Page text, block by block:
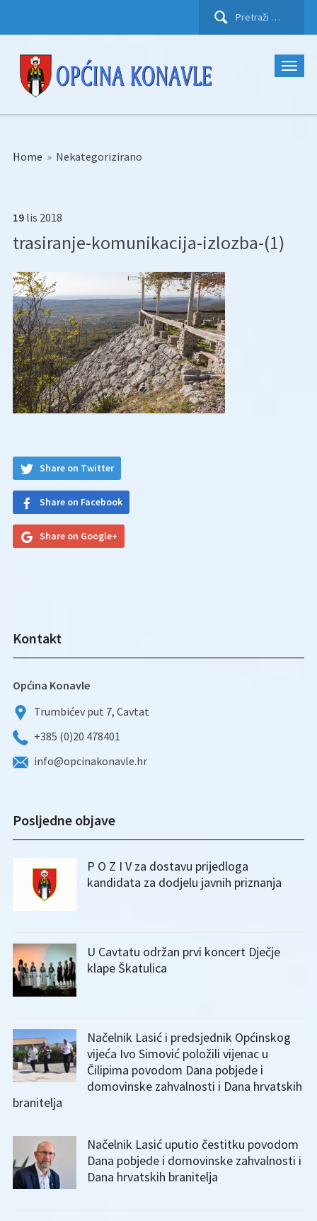
Pretraži:
Home » Nekategorizirano
19 lis 2018
trasiranje-komunikacija-izlozba-(1)
Share on Twitter
Share on Facebook
Share on Google+
Kontakt
Općina Konavle
Trumbićev put 7, Cavtat
+385 (0)20 478401
info@opcinakonavle.hr
Posljedne objave
P O Z I V za dostavu prijedloga
kandidata za dodjelu javnih priznanja
U Cavtatu održan prvi koncert Dječje
klape Škatulica
Načelnik Lasić i predsjednik Općinskog
vijeća Ivo Simović položili vijenac u
Čilipima povodom Dana pobjede i
domovinske zahvalnosti i Dana hrvatskih
branitelja
Načelnik Lasić uputio čestitku povodom
Dana pobjede i domovinske zahvalnosti i
Dana hrvatskih branitelja